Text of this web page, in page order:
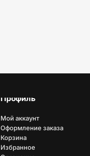
Профиль
Мой аккаунт
Оформление заказа
Корзина
Избранное